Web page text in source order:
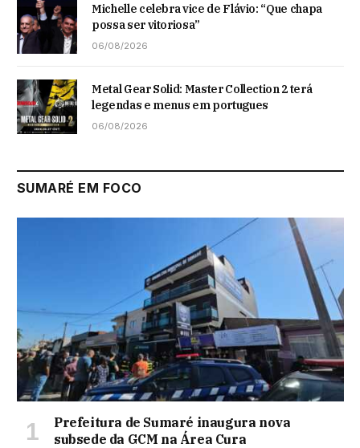
Michelle celebra vice de Flávio: “Que chapa
possa ser vitoriosa”
06/08/2026
Metal Gear Solid: Master Collection 2 terá
legendas e menus em portugues
06/08/2026
SUMARÉ EM FOCO
Prefeitura de Sumaré inaugura nova
subsede da GCM na Área Cura